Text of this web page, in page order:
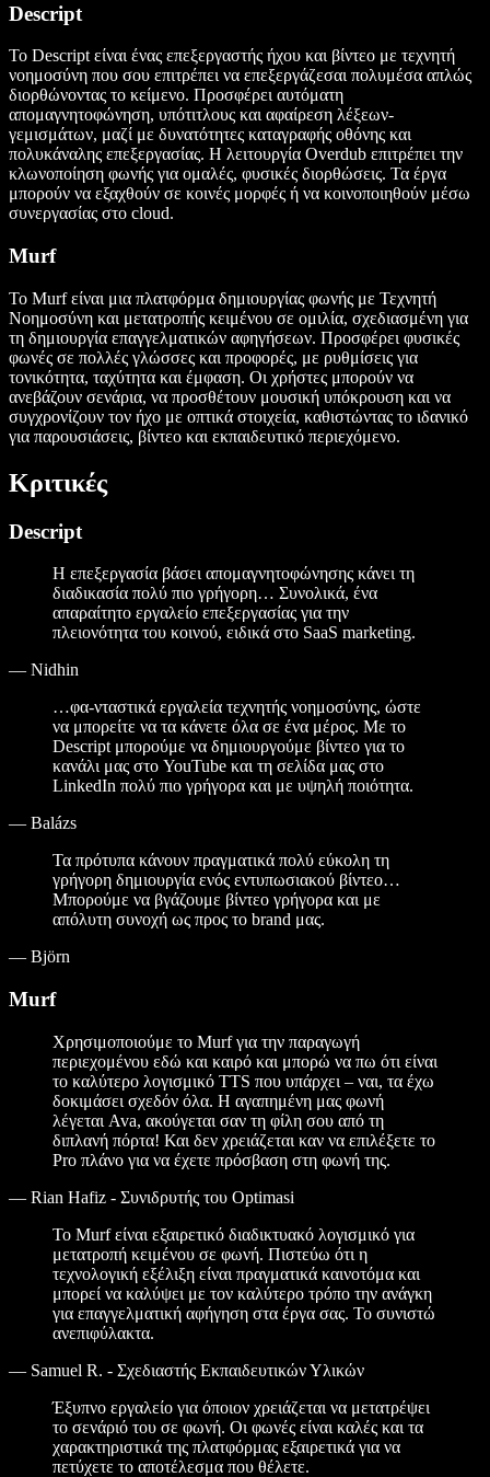
Descript
Το Descript είναι ένας επεξεργαστής ήχου και βίντεο με τεχνητή
νοημοσύνη που σου επιτρέπει να επεξεργάζεσαι πολυμέσα απλώς
διορθώνοντας το κείμενο. Προσφέρει αυτόματη
απομαγνητοφώνηση, υπότιτλους και αφαίρεση λέξεων-
γεμισμάτων, μαζί με δυνατότητες καταγραφής οθόνης και
πολυκάναλης επεξεργασίας. Η λειτουργία Overdub επιτρέπει την
κλωνοποίηση φωνής για ομαλές, φυσικές διορθώσεις. Τα έργα
μπορούν να εξαχθούν σε κοινές μορφές ή να κοινοποιηθούν μέσω
συνεργασίας στο cloud.
Murf
Το Murf είναι μια πλατφόρμα δημιουργίας φωνής με Τεχνητή
Νοημοσύνη και μετατροπής κειμένου σε ομιλία, σχεδιασμένη για
τη δημιουργία επαγγελματικών αφηγήσεων. Προσφέρει φυσικές
φωνές σε πολλές γλώσσες και προφορές, με ρυθμίσεις για
τονικότητα, ταχύτητα και έμφαση. Οι χρήστες μπορούν να
ανεβάζουν σενάρια, να προσθέτουν μουσική υπόκρουση και να
συγχρονίζουν τον ήχο με οπτικά στοιχεία, καθιστώντας το ιδανικό
για παρουσιάσεις, βίντεο και εκπαιδευτικό περιεχόμενο.
Κριτικές
Descript
Η επεξεργασία βάσει απομαγνητοφώνησης κάνει τη
διαδικασία πολύ πιο γρήγορη… Συνολικά, ένα
απαραίτητο εργαλείο επεξεργασίας για την
πλειονότητα του κοινού, ειδικά στο SaaS marketing.
— Nidhin
…φα-νταστικά εργαλεία τεχνητής νοημοσύνης, ώστε
να μπορείτε να τα κάνετε όλα σε ένα μέρος. Με το
Descript μπορούμε να δημιουργούμε βίντεο για το
κανάλι μας στο YouTube και τη σελίδα μας στο
LinkedIn πολύ πιο γρήγορα και με υψηλή ποιότητα.
— Balázs
Τα πρότυπα κάνουν πραγματικά πολύ εύκολη τη
γρήγορη δημιουργία ενός εντυπωσιακού βίντεο…
Μπορούμε να βγάζουμε βίντεο γρήγορα και με
απόλυτη συνοχή ως προς το brand μας.
— Björn
Murf
Χρησιμοποιούμε το Murf για την παραγωγή
περιεχομένου εδώ και καιρό και μπορώ να πω ότι είναι
το καλύτερο λογισμικό TTS που υπάρχει – ναι, τα έχω
δοκιμάσει σχεδόν όλα. Η αγαπημένη μας φωνή
λέγεται Ava, ακούγεται σαν τη φίλη σου από τη
διπλανή πόρτα! Και δεν χρειάζεται καν να επιλέξετε το
Pro πλάνο για να έχετε πρόσβαση στη φωνή της.
— Rian Hafiz - Συνιδρυτής του Optimasi
Το Murf είναι εξαιρετικό διαδικτυακό λογισμικό για
μετατροπή κειμένου σε φωνή. Πιστεύω ότι η
τεχνολογική εξέλιξη είναι πραγματικά καινοτόμα και
μπορεί να καλύψει με τον καλύτερο τρόπο την ανάγκη
για επαγγελματική αφήγηση στα έργα σας. Το συνιστώ
ανεπιφύλακτα.
— Samuel R. - Σχεδιαστής Εκπαιδευτικών Υλικών
Έξυπνο εργαλείο για όποιον χρειάζεται να μετατρέψει
το σενάριό του σε φωνή. Οι φωνές είναι καλές και τα
χαρακτηριστικά της πλατφόρμας εξαιρετικά για να
πετύχετε το αποτέλεσμα που θέλετε.